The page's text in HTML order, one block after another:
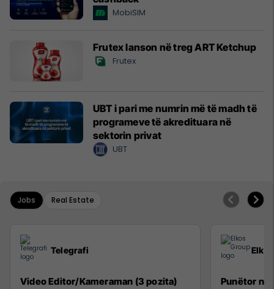
MobiSIM
Frutex lanson në treg ART Ketchup
Frutex
UBT i pari me numrin më të madh të
programeve të akredituara në
sektorin privat
UBT
Jobs Real Estate
Telegrafi
Video Editor/Kameraman (3 pozita) Punëtor në